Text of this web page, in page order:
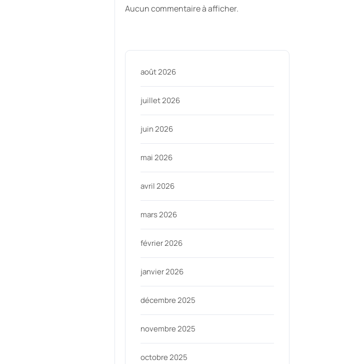
Aucun commentaire à afficher.
août 2026
juillet 2026
juin 2026
mai 2026
avril 2026
mars 2026
février 2026
janvier 2026
décembre 2025
novembre 2025
octobre 2025